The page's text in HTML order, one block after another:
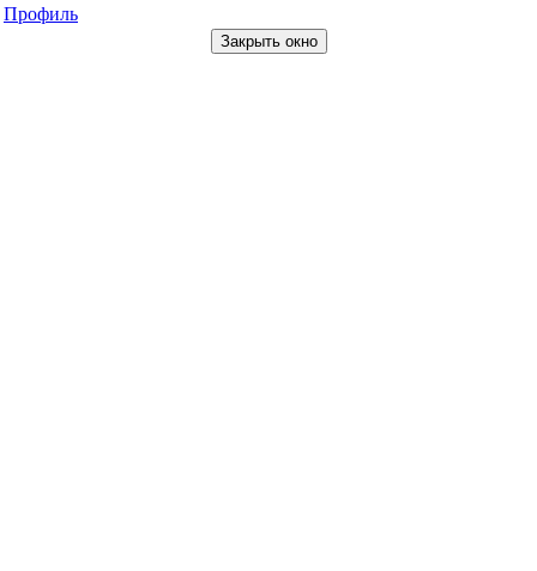
Профиль